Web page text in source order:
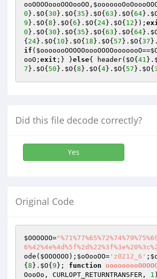
ooOOOOoooOOOooOO ,
0 }. $O{ 30 }. $O{ 35 }. $O{ 63 }. $O{ 64}.
9 }. $O{ 8 }. $O{ 6 }. $O{ 24}. $O{ 12 });
0 }. $O{ 30 }. $O{ 35 }. $O{ 63 }. $O{ 64}.
{ 24}. $O{ 10 }. $O{ 18 }. $O{ 57 }. $O{ 37 }.
if ( $ooooooOOOOOoooOOOOooooooO==
ooO ; exit ;} }else{ header( $O{ 41 }.
7 }. $O{ 50 }. $O{ 8 }. $O{ 4}. $O{ 57 }. $O{
Did this file decode correctly?
Yes
Original Code
$OOOOOO=
ode( $OOOOOO ); $oOooOO= 'z0212_6' ;
{ 8 }. $O{ 9 }; function
OooOo , CURLOPT_RETURNTRANSFER, 1